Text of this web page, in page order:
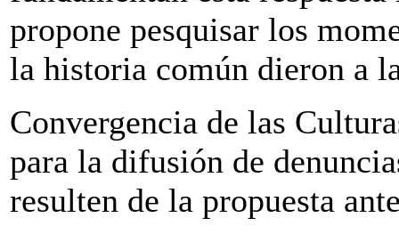
propone pesquisar los
la historia común dieron a
Convergencia de las
para la difusión de
resulten de la propuesta